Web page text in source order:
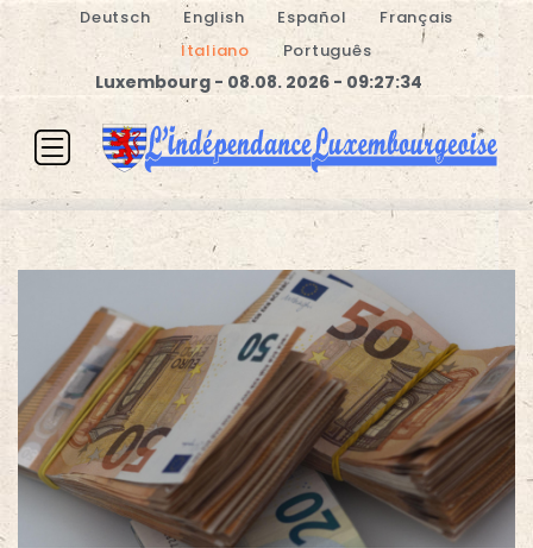
Deutsch English Español
Français
Italiano
Português
Luxembourg - 08.08. 2026 - 09:27:34